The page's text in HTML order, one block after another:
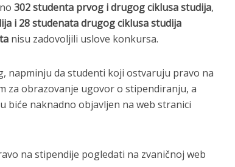
302 studenta prvog i drugog ciklusa studija,
i 28 studenata drugog ciklusa studija
nisu zadovoljili uslove konkursa.
napminju da studenti koji ostvaruju pravo na
za obrazovanje ugovor o stipendiranju, a
naknadno objavljen na web stranici
na stipendije pogledati na zvaničnoj web